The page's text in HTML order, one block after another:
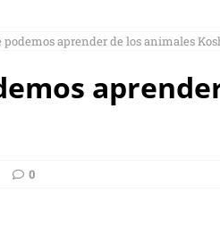
podemos aprender de los animales
0